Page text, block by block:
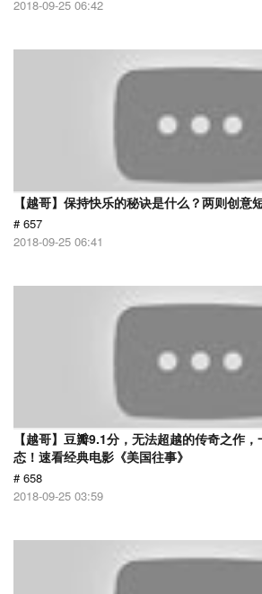
2018-09-25 06:42
【越哥】保持快乐的秘诀是什么？两则创意
# 657
2018-09-25 06:41
【越哥】豆瓣9.1分，无法超越的传奇之作
态！速看经典电影《美国往事》
# 658
2018-09-25 03:59